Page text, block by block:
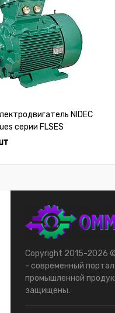
NIDEC
серии FLSES
Copyright 2015-2026
- современный портал
промышленной
защищены.